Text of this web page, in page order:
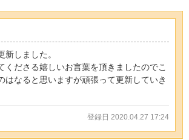
しました。
くださる嬉しいお言葉を頂きましたのでこ
はなると思いますが頑張って更新していき
登録日 2020.04.27 17:24